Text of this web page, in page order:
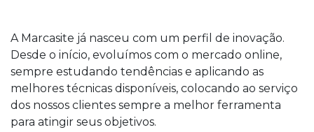
A Marcasite já nasceu com um perfil de inovação.
Desde o início, evoluímos com o mercado online,
sempre estudando tendências e aplicando as
melhores técnicas disponíveis, colocando ao serviço
dos nossos clientes sempre a melhor ferramenta
para atingir seus objetivos.